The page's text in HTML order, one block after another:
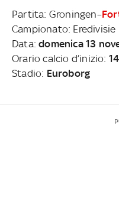
Partita: Groningen–
Campionato: Eredivisie
Data:domenica 13
Orario calcio d’inizio:
Stadio: Euroborg